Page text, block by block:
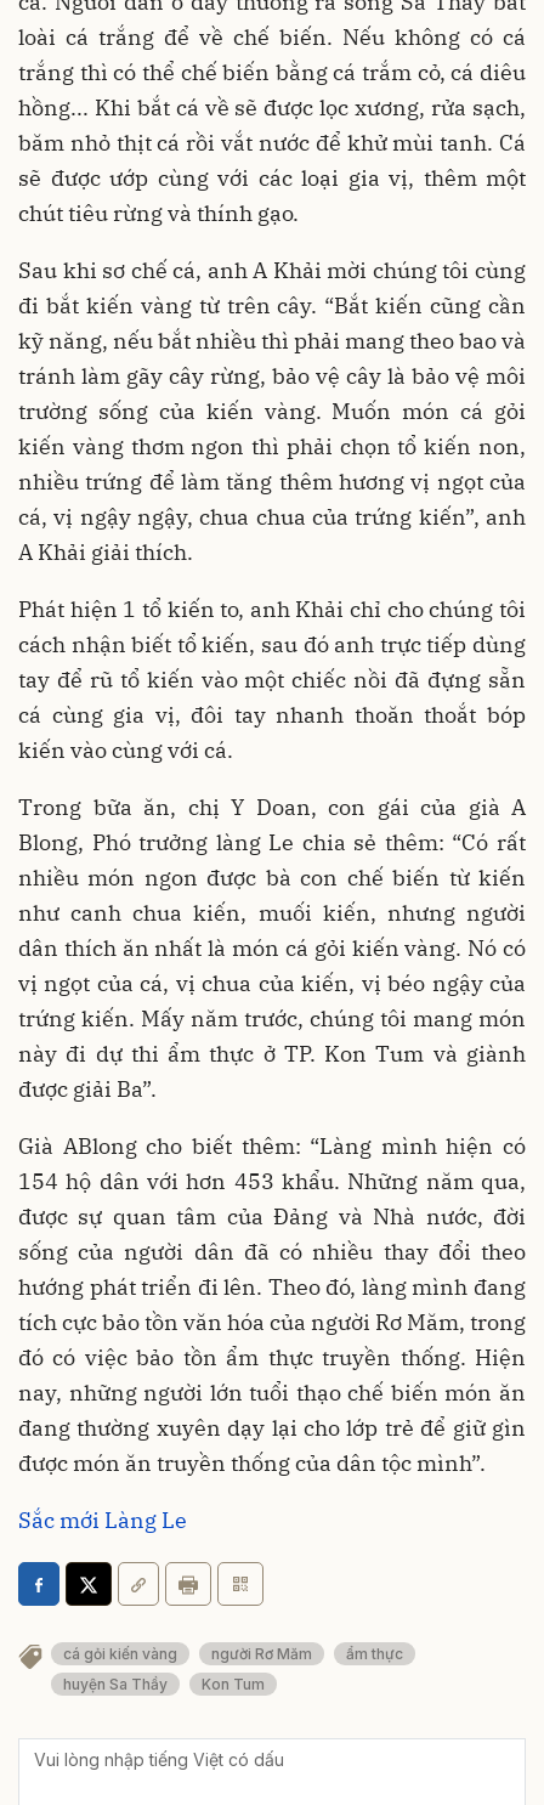
loài cá trắng để về chế biến. Nếu không có cá
trắng thì có thể chế biến bằng cá trắm cỏ, cá diêu
hồng... Khi bắt cá về sẽ được lọc xương, rửa sạch,
băm nhỏ thịt cá rồi vắt nước để khử mùi tanh. Cá
sẽ được ướp cùng với các loại gia vị, thêm một
chút tiêu rừng và thính gạo.
Sau khi sơ chế cá, anh A Khải mời chúng tôi cùng
đi bắt kiến vàng từ trên cây. “Bắt kiến cũng cần
kỹ năng, nếu bắt nhiều thì phải mang theo bao và
tránh làm gãy cây rừng, bảo vệ cây là bảo vệ môi
trường sống của kiến vàng. Muốn món cá gỏi
kiến vàng thơm ngon thì phải chọn tổ kiến non,
nhiều trứng để làm tăng thêm hương vị ngọt của
cá, vị ngậy ngậy, chua chua của trứng kiến”, anh
A Khải giải thích.
Phát hiện 1 tổ kiến to, anh Khải chỉ cho chúng tôi
cách nhận biết tổ kiến, sau đó anh trực tiếp dùng
tay để rũ tổ kiến vào một chiếc nồi đã đựng sẵn
cá cùng gia vị, đôi tay nhanh thoăn thoắt bóp
kiến vào cùng với cá.
Trong bữa ăn, chị Y Doan, con gái của già A
Blong, Phó trưởng làng Le chia sẻ thêm: “Có rất
nhiều món ngon được bà con chế biến từ kiến
như canh chua kiến, muối kiến, nhưng người
dân thích ăn nhất là món cá gỏi kiến vàng. Nó có
vị ngọt của cá, vị chua của kiến, vị béo ngậy của
trứng kiến. Mấy năm trước, chúng tôi mang món
này đi dự thi ẩm thực ở TP. Kon Tum và giành
được giải Ba”.
Già ABlong cho biết thêm: “Làng mình hiện có
154 hộ dân với hơn 453 khẩu. Những năm qua,
được sự quan tâm của Đảng và Nhà nước, đời
sống của người dân đã có nhiều thay đổi theo
hướng phát triển đi lên. Theo đó, làng mình đang
tích cực bảo tồn văn hóa của người Rơ Măm, trong
đó có việc bảo tồn ẩm thực truyền thống. Hiện
nay, những người lớn tuổi thạo chế biến món ăn
đang thường xuyên dạy lại cho lớp trẻ để giữ gìn
được món ăn truyền thống của dân tộc mình”.
Sắc mới Làng Le
cá gỏi kiến vàng người Rơ Măm
ẩm thực
huyện Sa Thầy
Kon Tum